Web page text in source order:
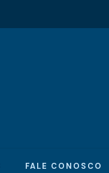
FALE CONOSCO